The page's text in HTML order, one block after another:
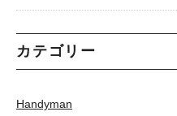
カテゴリー
Handyman